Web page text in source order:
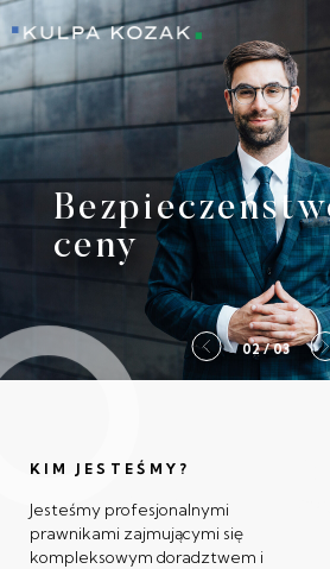
Kulpa Kozak
ceny
2 / 03
KIM JESTEŚMY?
Jesteśmy profesjonalnymi
prawnikami zajmującymi się
kompleksowym doradztwem i